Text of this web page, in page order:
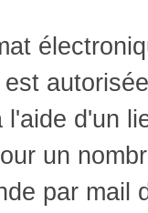
d'un
un
par mail